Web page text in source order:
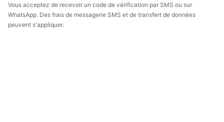
Vous acceptez de recevoir un code de vérification par SMS ou sur
WhatsApp. Des frais de messagerie SMS et de transfert de données
peuvent s'appliquer.